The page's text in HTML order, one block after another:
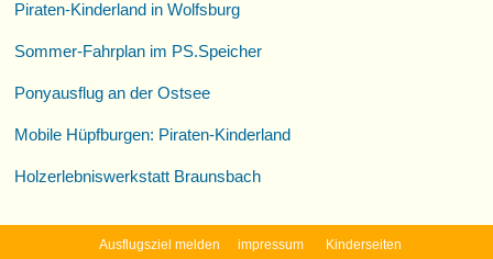
Piraten-Kinderland in Wolfsburg
Sommer-Fahrplan im PS.Speicher
Ponyausflug an der Ostsee
Mobile Hüpfburgen: Piraten-Kinderland
Holzerlebniswerkstatt Braunsbach
Ausflugsziel melden impressum Kinderseiten